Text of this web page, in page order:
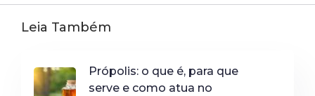
Leia Também
Própolis: o que é, para que
serve e como atua no